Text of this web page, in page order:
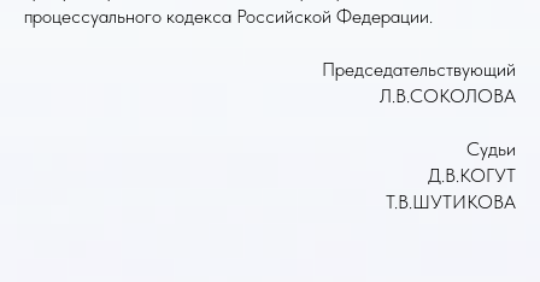
процессуального кодекса Российской Федерации.
Председательствующий
Л.В.СОКОЛОВА
Судьи
Д.В.КОГУТ
Т.В.ШУТИКОВА